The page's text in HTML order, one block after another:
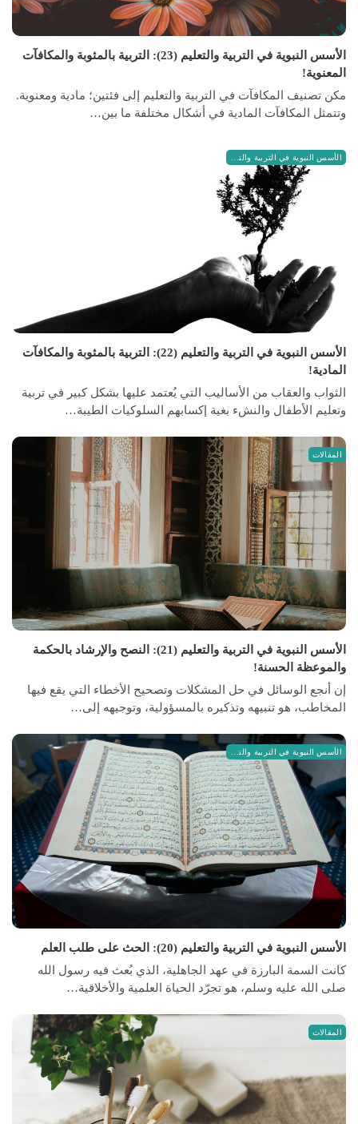
الأسس النبوية في التربية والتعليم (23): التربية بالمثوبة والمكافآت
المعنوية!
مكن تصنيف المكافآت في التربية والتعليم إلى فئتين؛ مادية ومعنوية.
وتتمثل المكافآت المادية في أشكال مختلفة ما بين…
الأسس النبوية في التربية والتعليم
الأسس النبوية في التربية والتعليم (22): التربية بالمثوبة والمكافآت
المادية!
الثواب والعقاب من الأساليب التي يُعتمد عليها بشكل كبير في تربية
وتعليم الأطفال والنشء بغية إكسابهم السلوكيات الطيبة…
المقالات
الأسس النبوية في التربية والتعليم (21): النصح والإرشاد بالحكمة
والموعظة الحسنة!
إن أنجع الوسائل في حل المشكلات وتصحيح الأخطاء التي يقع فيها
المخاطب، هو تنبيهه وتذكيره بالمسؤولية، وتوجيهه إلى…
الأسس النبوية في التربية والتعليم
الأسس النبوية في التربية والتعليم (20): الحث على طلب العلم
كانت السمة البارزة في عهد الجاهلية، الذي بُعث فيه رسول الله
صلى الله عليه وسلم، هو تجرّد الحياة العلمية والأخلاقية…
المقالات